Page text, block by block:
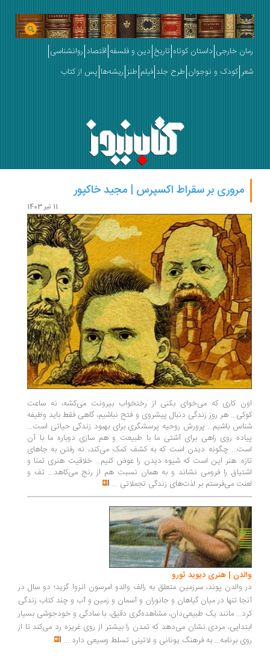
رمان خارجی داستان کوتاه تاریخ دین و فلسفه اقتصاد روانشناسی
شعر کودک و نوجوان طرح جلد فیلم طنز ریشه‌ها پس از کتاب
مروری بر سقراط اکسپرس | مجید خاکپور
11 تیر 1403
اون کاری که می‌خوای بکنی از رختخواب بیرونت می‌کشه، نه ساعت
کوکی... هر روزِ زندگی دنبال پیشروی و فتح نباشیم، گاهی فقط باید وظیفه
شناس باشیم... پرورش روحیه پرسشگری برای بهبود زندگی حیاتی است...
پیاده روی راهی برای آشتی ما با طبیعت و هم سازی دوباره ما با آن
است... چگونه دیدن است که به کشف کمک می‌کند، نه رفتن به جا‌های
تازه. هنر این است که شیوه دیدن را عوض کنیم... خلاقیت هنری تمنا و
اشتیاق را فرومی نشاند و به همان نسبت هم از رنج می‌کاهد... تف و
لعنت می‌فرستم بر لذت‌های زندگی تجملاتی ...
والدن | هنری دیوید ثورو
در والدن پوند، سرزمین متعلق به رالف والدو امرسون انزوا گزید؛ دو سال در
آنجا تنها در میان گیاهان و جانوران و آسمان و زمین و آب و چند کتاب زندگی
کرد... مانند یک طبیعی‌دان، مشاهده‌گری دقیق، با سادگی و خودجوشی بسیار
ابتدایی، مردی نشان می‌دهد که تمدن را بیشتر از روی غریزه رد می‌کند تا از
روی برنامه... به فرهنگ یونانی و لاتینی تسلط وسیعی دارد ...